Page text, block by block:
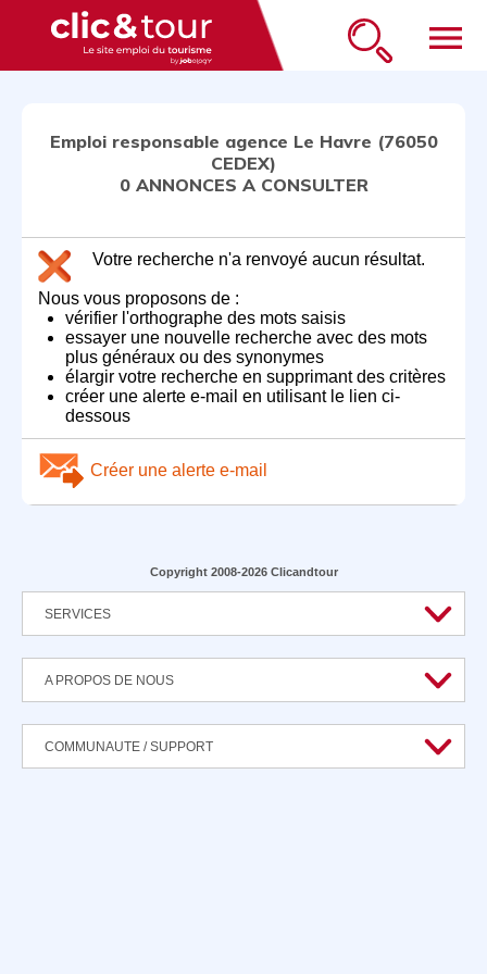
menu
Emploi responsable agence Le Havre (76050
CEDEX)
0 ANNONCES A CONSULTER
Votre recherche n'a renvoyé aucun résultat.
Nous vous proposons de :
vérifier l'orthographe des mots saisis
essayer une nouvelle recherche avec des mots
plus généraux ou des synonymes
élargir votre recherche en supprimant des critères
créer une alerte e-mail en utilisant le lien ci-
dessous
Créer une alerte e-mail
Copyright 2008-2026 Clicandtour
SERVICES
A PROPOS DE NOUS
COMMUNAUTE / SUPPORT